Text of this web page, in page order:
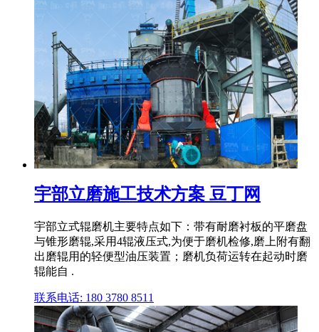
宇部立磨施工技术方案 豆丁网
宇部立式辊磨机主要特点如下：带有耐磨衬板的平磨盘
与锥形磨辊,采用4辊液压式,为便于磨机检修,磨上附有翻
出磨辊用的轻便型油压装置；磨机负荷运转在起动时磨
辊能自 .
联系电话: 180 3780 8511